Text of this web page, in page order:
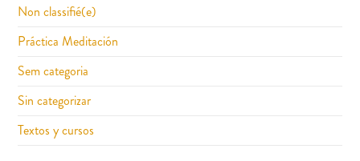
Non classifié(e)
Práctica Meditación
Sem categoria
Sin categorizar
Textos y cursos